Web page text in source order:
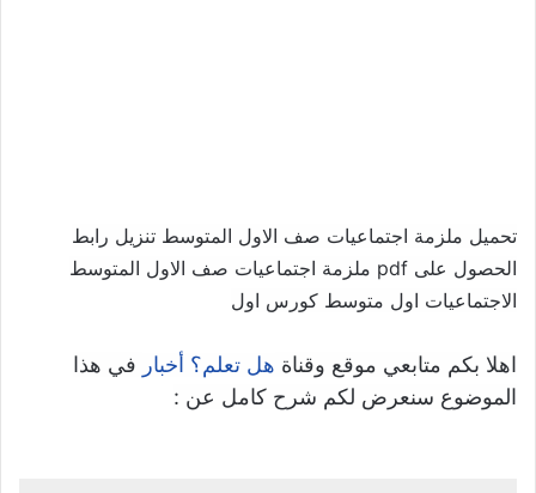
تحميل ملزمة اجتماعيات صف الاول المتوسط تنزيل رابط
الحصول على pdf ملزمة اجتماعيات صف الاول المتوسط
الاجتماعيات اول متوسط كورس اول
اهلا بكم متابعي موقع وقناة هل تعلم؟ أخبار في هذا
الموضوع سنعرض لكم شرح كامل عن :